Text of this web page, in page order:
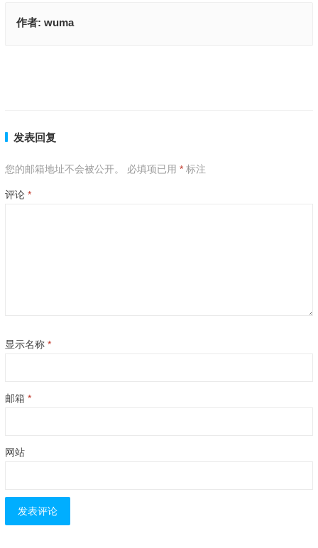
作者: wuma
发表回复
您的邮箱地址不会被公开。 必填项已用 *标注
评论 *
显示名称 *
邮箱 *
网站